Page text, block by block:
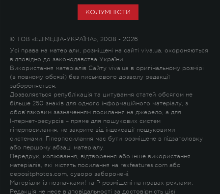
КОЛУМНІСТИ
© ТОВ «ЕДІМЕДІА-УКРАЇНА», 2008 - 2026
Усі права на матеріали, розміщені на сайті viva.ua, охороняються
відповідно до законодавства України.
Використання матеріалів Сайту viva.ua в оригінальному розмірі
(в повному обсязі) без письмового дозволу редакції
забороняється.
Дозволяється републікація та цитування статей обсягом не
більше 250 знаків для одного інформаційного матеріалу, з
обов'язковим зазначенням посилання на джерело, а для
Інтернет-ресурсів – пряме для пошукових систем
гіперпосилання, не закрите від індексації пошуковими
системами. Гіперпосилання має бути розміщене в підзаголовку
або першому абзаці матеріалу.
Передрук, копіювання, відтворення або інше використання
матеріалів, які містять посилання на rexfeatures.com або
depositphotos.com, суворо заборонені.
Матеріали із позначками! та P розміщені на правах реклами.
Редакція не несе відповідальності за достовірність цієї